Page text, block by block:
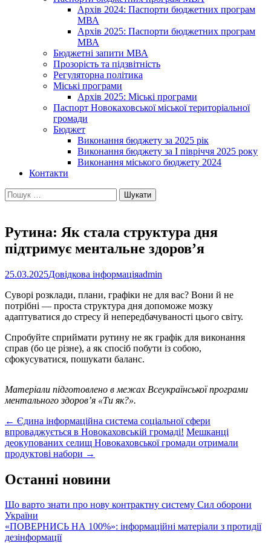
Архів 2024: Паспорти бюджетних програм
МВА
Архів 2025: Паспорти бюджетних програм
МВА
Бюджетні запити МВА
Прозорість та підзвітність
Регуляторна політика
Міські програми
Архів 2025: Міські програми
Паспорт Новокаховської міської територіальної
громади
Бюджет
Виконання бюджету за 2025 рік
Виконання бюджету за І півріччя 2025 року
Виконання міського бюджету 2024
Контакти
Пошук:
Рутина: Як стала структура дня
підтримує ментальне здоров’я
25.03.2025Довідкова інформаціяadmin
Суворі розклади, плани, графіки не для вас? Вони й не
потрібні — проста структура дня допоможе мозку
адаптуватися до стресу й непередбачуваності цього світу.
Спробуйте сприймати рутину не як графік для виконання
справ (бо це різне), а як спосіб побути із собою,
сфокусуватися, пошукати баланс.
Матеріали підготовлено в межах Всеукраїнської програми
ментального здоров’я «Ти як?».
Post
navigation
← Єдина інформаційна система соціальної сфери
впроваджується в Новокаховській громаді! Мешканці
деокупованих селищ Новокаховської громади отримали
продуктові набори →
Останні новини
Що варто знати про нову контрактну систему Сил оборони
України
«ПОВЕРНИСЬ НА 100%»: інформаційні матеріали з протидії
дезінформації